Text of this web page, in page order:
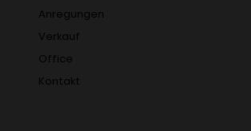
Anregungen
Verkauf
Office
Kontakt